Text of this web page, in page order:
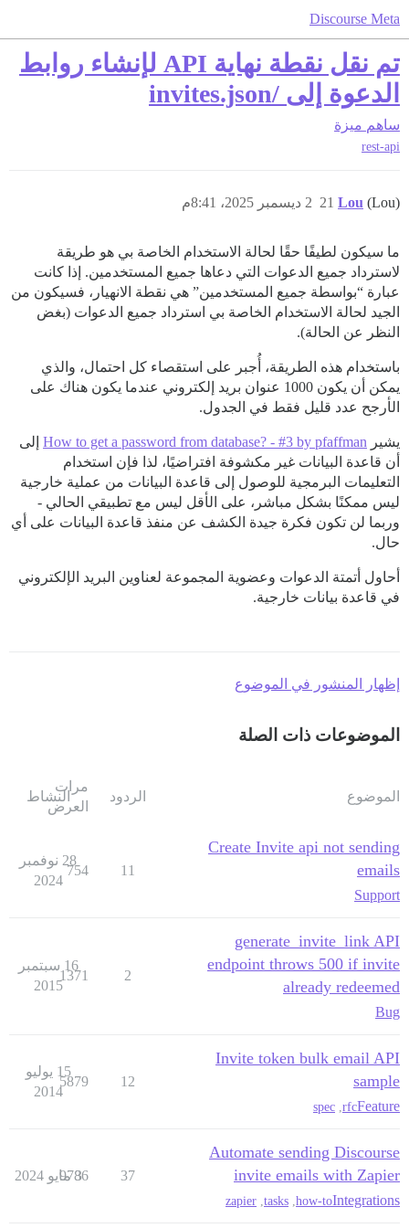
Discourse Meta
تم نقل نقطة نهاية API لإنشاء روابط
الدعوة إلى /invites.json
ساهم ميزة
rest-api
Lou (Lou) 2 ديسمبر 2025، 8:41م 21
ما سيكون لطيفًا حقًا لحالة الاستخدام الخاصة بي هو طريقة
لاسترداد جميع الدعوات التي دعاها جميع المستخدمين. إذا كانت
عبارة “بواسطة جميع المستخدمين” هي نقطة الانهيار، فسيكون من
الجيد لحالة الاستخدام الخاصة بي استرداد جميع الدعوات (بغض
النظر عن الحالة).
باستخدام هذه الطريقة، أُجبر على استقصاء كل احتمال، والذي
يمكن أن يكون 1000 عنوان بريد إلكتروني عندما يكون هناك على
الأرجح عدد قليل فقط في الجدول.
يشير How to get a password from database? - #3 by pfaffman إلى
أن قاعدة البيانات غير مكشوفة افتراضيًا، لذا فإن استخدام
التعليمات البرمجية للوصول إلى قاعدة البيانات من عملية خارجية
ليس ممكنًا بشكل مباشر، على الأقل ليس مع تطبيقي الحالي -
وربما لن تكون فكرة جيدة الكشف عن منفذ قاعدة البيانات على أي
حال.
أحاول أتمتة الدعوات وعضوية المجموعة لعناوين البريد الإلكتروني
في قاعدة بيانات خارجية.
إظهار المنشور في الموضوع
الموضوعات ذات الصلة
الموضوع الردود
مرات
العرض
النشاط
Create Invite api not sending
emails
Support
11
754
28 نوفمبر
2024
generate_invite_link API
endpoint throws 500 if invite
already redeemed
Bug
2
1371
16 سبتمبر
2015
Invite token bulk email API
sample
Feature
rfc
spec
12
5879
15 يوليو
2014
Automate sending Discourse
invite emails with Zapier
Integrations
how-to
tasks
zapier
37
9786
3 مايو 2024